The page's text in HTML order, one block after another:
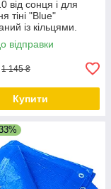
від сонця і для
тіні "Blue"
із кільцями.
відправки
1 145 ₴
Купити